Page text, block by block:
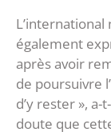
L’international
également
après avoir
de poursuivre
d’y rester », a-
doute que